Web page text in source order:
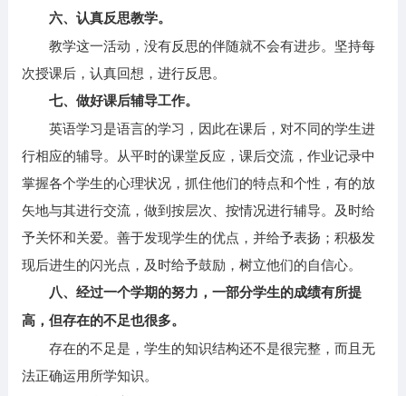
六、认真反思教学。
教学这一活动，没有反思的伴随就不会有进步。坚持每
次授课后，认真回想，进行反思。
七、做好课后辅导工作。
英语学习是语言的学习，因此在课后，对不同的学生进
行相应的辅导。从平时的课堂反应，课后交流，作业记录中
掌握各个学生的心理状况，抓住他们的特点和个性，有的放
矢地与其进行交流，做到按层次、按情况进行辅导。及时给
予关怀和关爱。善于发现学生的优点，并给予表扬；积极发
现后进生的闪光点，及时给予鼓励，树立他们的自信心。
八、经过一个学期的努力，一部分学生的成绩有所提
高，但存在的不足也很多。
存在的不足是，学生的知识结构还不是很完整，而且无
法正确运用所学知识。